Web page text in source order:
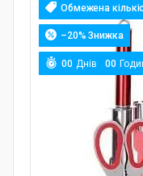
Обмежена
–20%
00 Днів 00